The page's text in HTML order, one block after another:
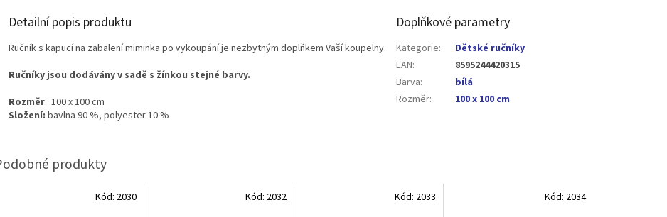
Detailní popis produktu
Ručník s kapucí na zabalení miminka po vykoupání je nezbytným doplňkem Vaší koupelny.
Ručníky jsou dodávány v sadě s žínkou stejné barvy.
Rozměr: 100 x 100 cm
Složení: bavlna 90 %, polyester 10 %
Doplňkové parametry
Kategorie:
Dětské ručníky
EAN:
8595244420315
Barva:
bílá
Rozměr: 100 x 100 cm
Kód: 2030 Kód: 2032 Kód: 2033 Kód: 2034